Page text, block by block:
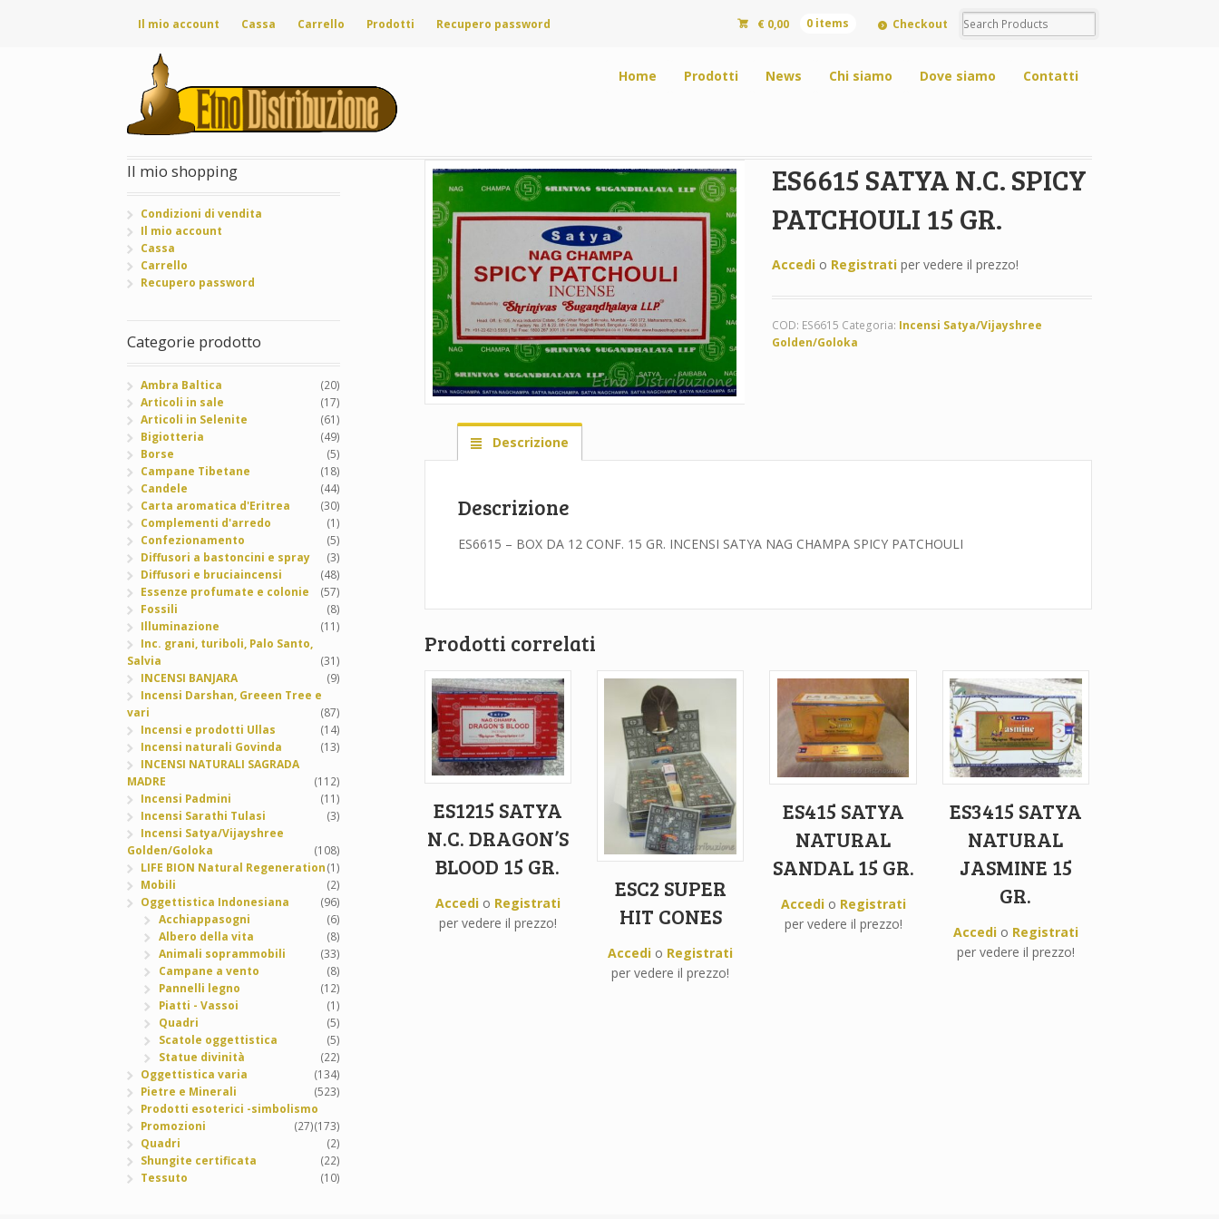
Il mio account Cassa Carrello Prodotti Recupero password € 0,00 0 items Checkout
Home Prodotti News Chi siamo Dove siamo Contatti
ES6615 SATYA N.C. SPICY
PATCHOULI 15 GR.
Accedio Registratiper vedere il prezzo!
COD: ES6615 Categoria: Incensi Satya/Vijayshree
Golden/Goloka
Descrizione
Descrizione
ES6615 – BOX DA 12 CONF. 15 GR. INCENSI SATYA NAG CHAMPA SPICY PATCHOULI
Prodotti correlati
ES1215 SATYA
N.C. DRAGON’S
BLOOD 15 GR.
Accedio Registrati
per vedere il prezzo!
ESC2 SUPER
HIT CONES
Accedi o Registrati
per vedere il prezzo!
ES415 SATYA
NATURAL
SANDAL 15 GR.
Accedio Registrati
per vedere il prezzo!
ES3415 SATYA
NATURAL
JASMINE 15
GR.
Accedio Registrati
per vedere il prezzo!
Il mio shopping
Condizioni di vendita
Il mio account
Cassa
Carrello
Recupero password
Categorie prodotto
Ambra Baltica
(20)
Articoli in sale
(17)
Articoli in Selenite
(61)
Bigiotteria
(49)
Borse
(5)
Campane Tibetane
(18)
Candele
(44)
Carta aromatica d'Eritrea
(30)
Complementi d'arredo
(1)
Confezionamento
(5)
Diffusori a bastoncini e spray
(3)
Diffusori e bruciaincensi
(48)
Essenze profumate e colonie
(57)
Fossili
(8)
Illuminazione
(11)
Inc. grani, turiboli, Palo Santo,
Salvia
(31)
INCENSI BANJARA
(9)
Incensi Darshan, Greeen Tree e
vari
(87)
Incensi e prodotti Ullas
(14)
Incensi naturali Govinda
(13)
INCENSI NATURALI SAGRADA
MADRE
(112)
Incensi Padmini
(11)
Incensi Sarathi Tulasi
(3)
Incensi Satya/Vijayshree
Golden/Goloka
(108)
LIFE BION Natural Regeneration(1)
Mobili
(2)
Oggettistica Indonesiana
(96)
Acchiappasogni
(6)
Albero della vita
(8)
Animali soprammobili
(33)
Campane a vento
(8)
Pannelli legno
(12)
Piatti - Vassoi
(1)
Quadri
(5)
Scatole oggettistica
(5)
Statue divinità
(22)
Oggettistica varia
(134)
Pietre e Minerali
(523)
Prodotti esoterici -simbolismo
(173)
Promozioni
(27)
Quadri
(2)
Shungite certificata
(22)
Tessuto
(10)